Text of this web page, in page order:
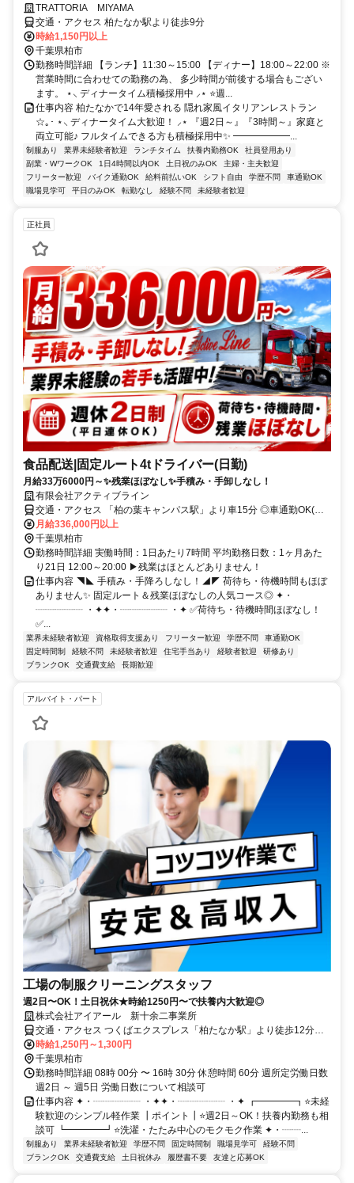
TRATTORIA MIYAMA
交通・アクセス 柏たなか駅より徒歩9分
時給1,150円以上
千葉県柏市
勤務時間詳細 【ランチ】11:30～15:00 【ディナー】18:00～22:00 ※
営業時間に合わせての勤務の為、 多少時間が前後する場合もござい
ます。 ⋆⸜ ディナータイム積極採用中 ⸝⋆ ⭐週...
仕事内容 柏たなかで14年愛される 隠れ家風イタリアンレストラン
☆｡･ ⋆⸜ ディナータイム大歓迎！ ⸝⋆ 『週2日～』『3時間～』家庭と
両立可能♪ フルタイムできる方も積極採用中✨ ━━━━━━...
制服あり 業界未経験者歓迎 ランチタイム 扶養内勤務OK
社員登用あり
副業・WワークOK
1日4時間以内OK 土日祝のみOK
主婦・主夫歓迎
フリーター歓迎
バイク通勤OK 給料前払いOK シフト自由 学歴不問
車通勤OK
職場見学可
平日のみOK 転勤なし 経験不問 未経験者歓迎
正社員
食品配送|固定ルート4tドライバー(日勤)
月給33万6000円～✨残業ほぼなし✨手積み・手卸しなし！
有限会社アクティブライン
交通・アクセス 「柏の葉キャンパス駅」より車15分 ◎車通勤OK(駐
車場完備)
月給336,000円以上
千葉県柏市
勤務時間詳細 実働時間：1日あたり7時間 平均勤務日数：1ヶ月あた
り21日 12:00～20:00 ▶残業はほとんどありません！
仕事内容 ◥◣ 手積み・手降ろしなし！◢◤ 荷待ち・待機時間もほぼ
ありません✨ 固定ルート＆残業ほぼなしの人気コース◎ ✦・
┈┈┈┈┈ ・✦✦・┈┈┈┈┈ ・✦ ✅荷待ち・待機時間ほぼなし！
✅...
業界未経験者歓迎 資格取得支援あり フリーター歓迎 学歴不問
車通勤OK
固定時間制
経験不問 未経験者歓迎 住宅手当あり 経験者歓迎
研修あり
ブランクOK
交通費支給 長期歓迎
アルバイト・パート
工場の制服クリーニングスタッフ
週2日〜OK！土日祝休★時給1250円〜で扶養内大歓迎◎
株式会社アイアール 新十余二事業所
交通・アクセス つくばエクスプレス「柏たなか駅」より徒歩12分
「柏駅」「柏の葉キャンパス駅」「江戸川台駅」「豊四季駅」「初石
駅」「北柏駅」等からもアクセス可能 ★車通勤OK！
時給1,250円～1,300円
千葉県柏市
勤務時間詳細 08時 00分 〜 16時 30分 休憩時間 60分 週所定労働日数
週2日 ～ 週5日 労働日数について相談可
仕事内容 ✦・┈┈┈┈┈ ・✦✦・┈┈┈┈┈ ・✦ ┏━━━━┓⭐未経
験歓迎のシンプル軽作業 ┃ポイント┃⭐週2日～OK！扶養内勤務も相
談可 ┗━━━━┛⭐洗濯・たたみ中心のモクモク作業 ✦・┈┈...
制服あり 業界未経験者歓迎 学歴不問 固定時間制 職場見学可
経験不問
ブランクOK
交通費支給 土日祝休み 履歴書不要 友達と応募OK